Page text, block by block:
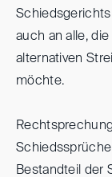
auch an alle,
alternativen
möchte.
Bestandteil der